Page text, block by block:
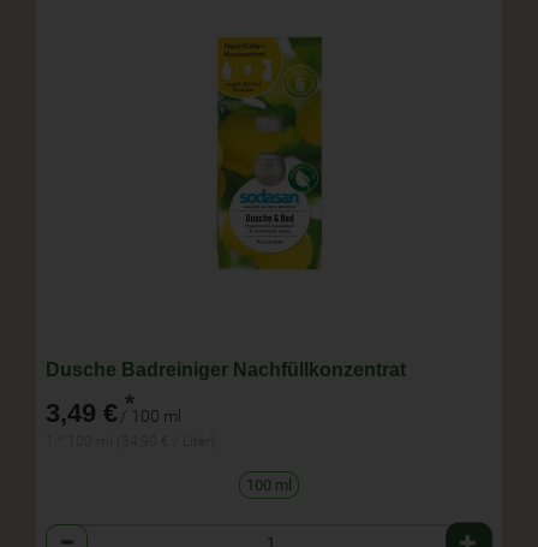
Dusche Badreiniger Nachfüllkonzentrat
3,49 € *
/ 100 ml
100 ml
Anzahl